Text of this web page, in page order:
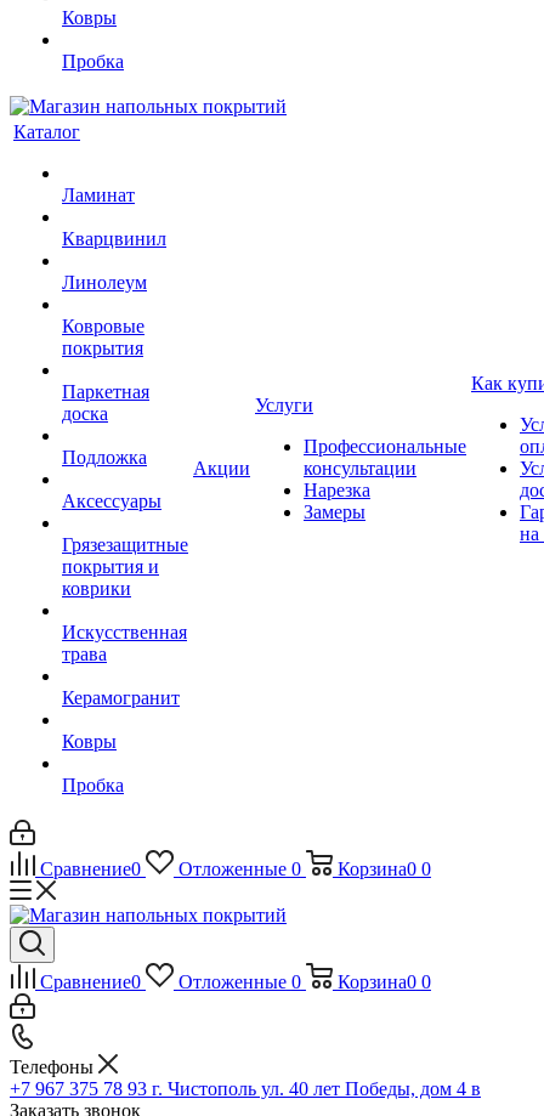
Ковры
Пробка
Каталог
Ламинат
Кварцвинил
Линолеум
Ковровые
покрытия
Паркетная
доска
Подложка
Аксессуары
Грязезащитные
покрытия и
коврики
Искусственная
трава
Керамогранит
Ковры
Пробка
Акции
Услуги
Профессиональные
консультации
Нарезка
Замеры
Как
на
Сравнение0 Отложенные 0 Корзина0 0
Сравнение0 Отложенные 0 Корзина0 0
Телефоны
+7 967 375 78 93 г. Чистополь ул. 40 лет Победы, дом 4 в
Заказать звонок